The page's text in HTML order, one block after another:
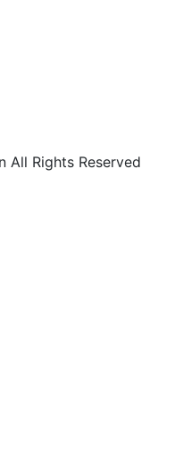
All Rights Reserved